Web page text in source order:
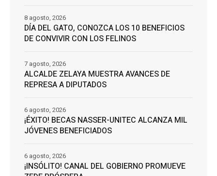
DÍA DEL GATO, CONOZCA LOS 10 BENEFICIOS
DE CONVIVIR CON LOS FELINOS
8 agosto, 2026
ALCALDE ZELAYA MUESTRA AVANCES DE
REPRESA A DIPUTADOS
7 agosto, 2026
¡ÉXITO! BECAS NASSER-UNITEC ALCANZA MIL
JÓVENES BENEFICIADOS
6 agosto, 2026
¡INSÓLITO! CANAL DEL GOBIERNO PROMUEVE
6 agosto, 2026